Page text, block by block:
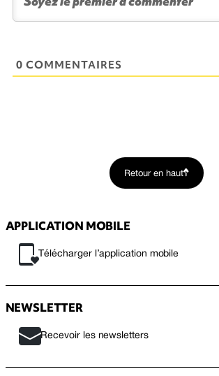
0 COMMENTAIRES
Retour en haut
APPLICATION MOBILE
Télécharger l’application mobile
NEWSLETTER
Recevoir les newsletters